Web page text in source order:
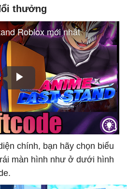
thưởng
chính, bạn hãy chọn biểu
màn hình như ở dưới hình